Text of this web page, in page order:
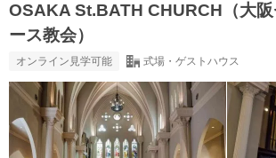
OSAKA St.BATH CHURCH（大
ース教会）
オンライン見学可能 式場・ゲストハウス